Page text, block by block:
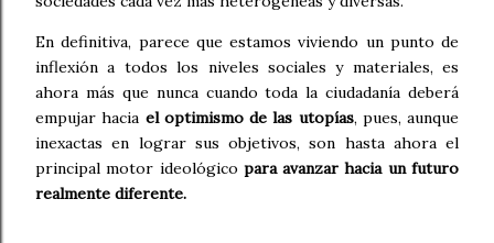
En definitiva, parece que estamos viviendo un punto de
inflexión a todos los niveles sociales y materiales, es
ahora más que nunca cuando toda la ciudadanía deberá
empujar hacia el optimismo de las utopías, pues, aunque
inexactas en lograr sus objetivos, son hasta ahora el
principal motor ideológico para avanzar hacia un futuro
realmente diferente.